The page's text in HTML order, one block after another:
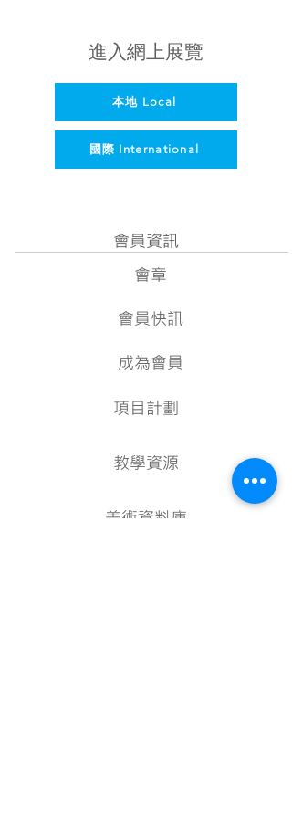
進入網上展覽
本地 Local
國際 International
會員資訊
會章
會員快訊
成為會員
項目計劃
教學資源
美術資料庫